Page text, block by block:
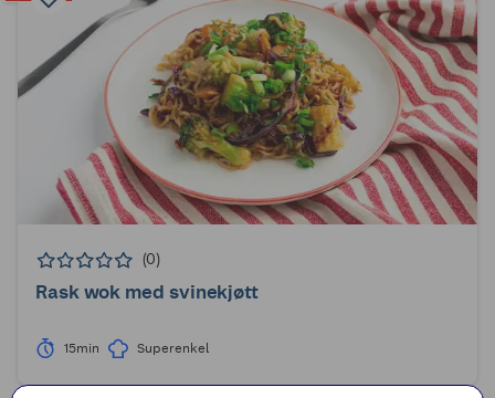
(0)
Rask wok med svinekjøtt
15min Superenkel